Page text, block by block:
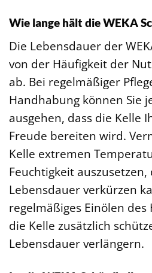
Wie lange hält die WEKA
Die Lebensdauer der
von der Häufigkeit der
ab. Bei regelmäßiger
Handhabung können Sie
ausgehen, dass die Kelle
Freude bereiten wird.
Kelle extremen
Feuchtigkeit auszusetzen,
Lebensdauer verkürzen
regelmäßiges Einölen des
die Kelle zusätzlich
Lebensdauer verlängern.